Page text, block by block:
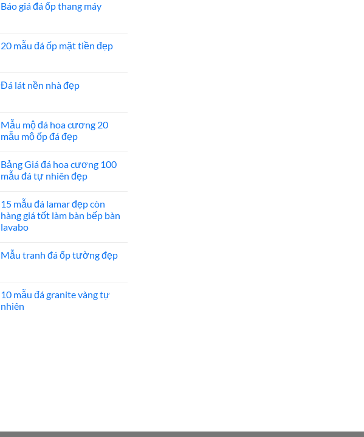
Báo giá đá ốp thang máy
luận
ở
ốp
thang
20 mẫu đá ốp mặt tiền đẹp
luận
ở
ốp
mặt
tiền
Đá lát nền nhà đẹp
luận
ở
Đá
nhà
đẹp
Mẫu mộ đá hoa cương 20
mẫu mộ ốp đá đẹp
bình
luận
ở
đá
hoa
cương
20
ốp
đá
Bảng Giá đá hoa cương 100
mẫu đá tự nhiên đẹp
bình
luận
ở
Bảng
hoa
cương
tự
nhiên
đẹp
15 mẫu đá lamar đẹp còn
hàng giá tốt làm bàn bếp bàn
lavabo
bình
đá
lamar
đẹp
Mẫu tranh đá ốp tường đẹp
luận
ở
Mẫu
10 mẫu đá granite vàng tự
nhiên